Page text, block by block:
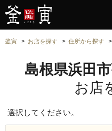
釜寅 お店を探す 住所から探す
島根県浜田
お店
選択してください。